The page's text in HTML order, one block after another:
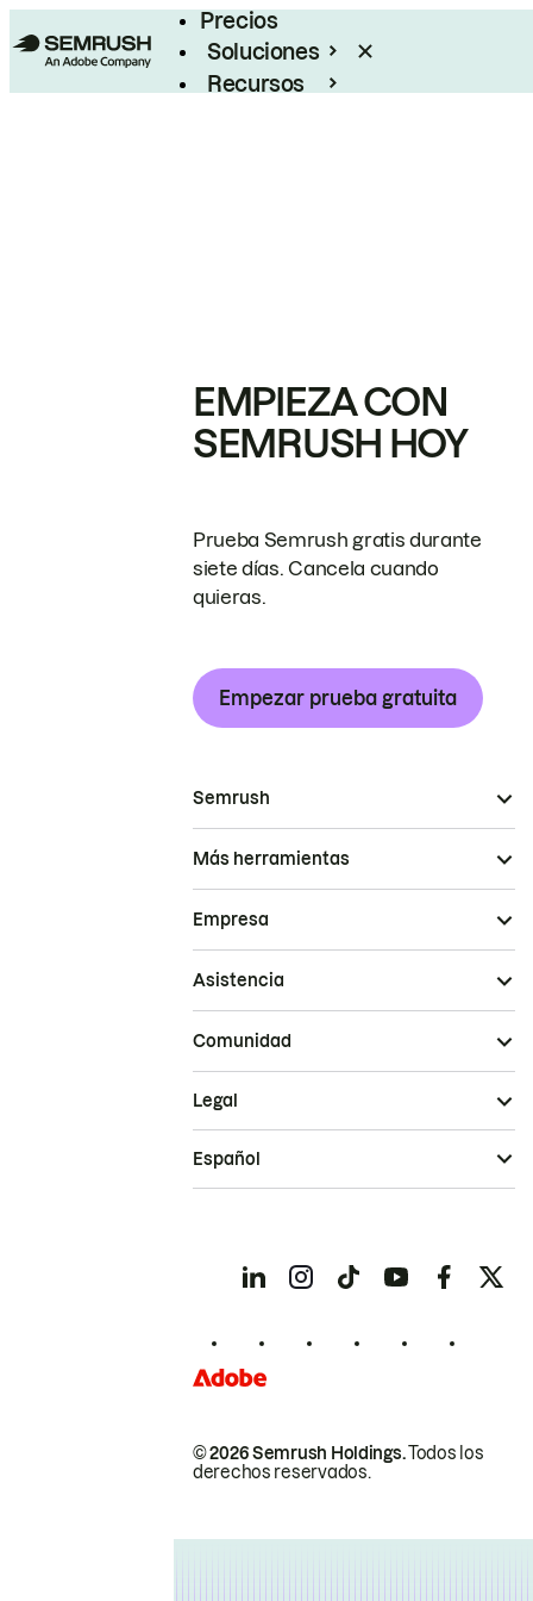
Precios
Soluciones
Recursos
EMPIEZA CON
SEMRUSH HOY
Prueba Semrush gratis durante
siete días. Cancela cuando
quieras.
Empezar prueba gratuita
Semrush
Más herramientas
Empresa
Asistencia
Comunidad
© 2026 Semrush Holdings.Todos los
derechos reservados.
Legal
Español